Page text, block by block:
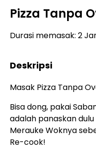
Pizza Tanpa
Durasi memasak: 2
Deskripsi
Masak Pizza Tanpa
Bisa dong, pakai
adalah panaskan
Merauke Woknya
Re-cook!